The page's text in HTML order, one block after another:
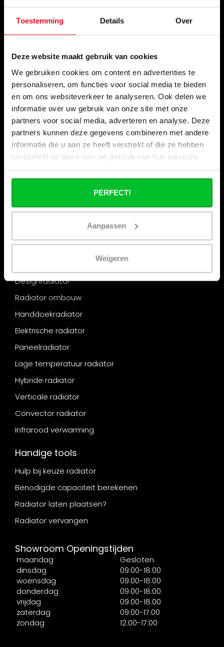
Toestemming Details Over
Deze website maakt gebruik van cookies
We gebruiken cookies om content en advertenties te
personaliseren, om functies voor social media te bieden
en om ons websiteverkeer te analyseren. Ook delen we
informatie over uw gebruik van onze site met onze
partners voor social media, adverteren en analyse. Deze
partners kunnen deze gegevens combineren met andere
informatie die u aan ze heeft verstrekt of die ze hebben
verzameld op basis van uw gebruik van hun services.
PERFECT!
Aanpassen
Weigeren
Informatie
Zakelijk bestellen
Verzenden & retourneren
Betaalmogelijkheden
Veelgestelde vragen
Contact
Onze beurzen
Stapelkorting bij Radiator-Outlet.nl
Zakenpartner worden van Radiator-Outlet.nl
“Nu uit: het magazine waar de branche op heeft
gewacht.” Warmte – Editie 2026
Designradiator
Radiator ombouw
Handdoekradiator
Elektrische radiator
Paneelradiator
Lage temperatuur radiator
Hybride radiator
Verticale radiator
Convector radiator
Infrarood verwarming
Handige tools
Hulp bij keuze radiator
Benodigde capaciteit berekenen
Radiator laten plaatsen?
Radiator vervangen
Showroom Openingstijden
maandag
Gesloten
dinsdag
09:00-18:00
woensdag
09:00-18:00
donderdag
09:00-18:00
vrijdag
09:00-18:00
zaterdag
09:00-17:00
zondag
12:00-17:00